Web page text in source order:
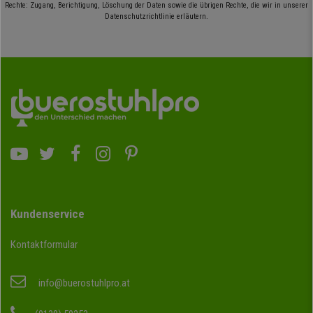
Rechte: Zugang, Berichtigung, Löschung der Daten sowie die übrigen Rechte, die wir in unserer
Datenschutzrichtlinie erläutern.
Kundenservice
Kontaktformular
info@buerostuhlpro.at